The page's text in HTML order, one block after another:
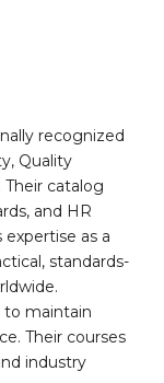
recognized
Quality
Their catalog
and HR
expertise as a
standards-
to maintain
Their courses
industry